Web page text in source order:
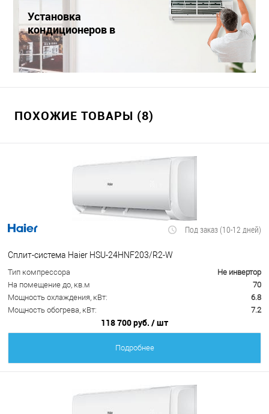
Установка
кондиционеров в
Краснодаре
ПОХОЖИЕ ТОВАРЫ (8)
Под заказ (10-12 дней)
Сплит-система Haier HSU-24HNF203/R2-W
Тип компрессора
Не инвертор
На помещение до, кв.м
70
Мощность охлаждения, кВт:
6.8
Мощность обогрева, кВт:
7.2
118 700 руб. / шт
Подробнее